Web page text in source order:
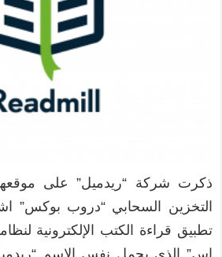
ذكرت شركة “ريدميل” على
التخزين السحابي “دروب بوكس”
تطبيق قراءة الكتب الإلكترونية
إس” الذي يحمل نفس الاسم